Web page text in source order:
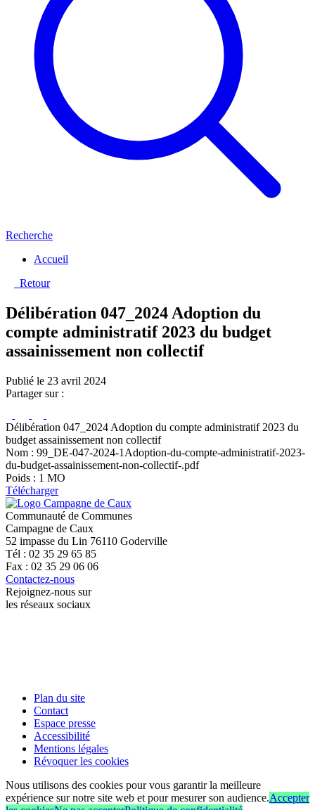
Recherche
Accueil
Retour
Délibération 047_2024 Adoption du
compte administratif 2023 du budget
assainissement non collectif
Publié le 23 avril 2024
Partager sur :
Délibération 047_2024 Adoption du compte administratif 2023 du
budget assainissement non collectif
Nom : 99_DE-047-2024-1Adoption-du-compte-administratif-2023-
du-budget-assainissement-non-collectif-.pdf
Poids : 1 MO
Télécharger
Communauté de Communes
Campagne de Caux
52 impasse du Lin 76110 Goderville
Tél : 02 35 29 65 85
Fax : 02 35 29 06 06
Contactez-nous
Rejoignez-nous sur
les réseaux sociaux
Plan du site
Contact
Espace presse
Accessibilité
Mentions légales
Révoquer les cookies
Nous utilisons des cookies pour vous garantir la meilleure
expérience sur notre site web et pour mesurer son audience.Accepter